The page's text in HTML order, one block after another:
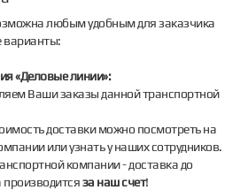
любым удобным для заказчика
«Деловые линии»:
Ваши заказы данной транспортной
доставки можно посмотреть на
или узнать у наших сотрудников.
компании - доставка до
за наш счет!